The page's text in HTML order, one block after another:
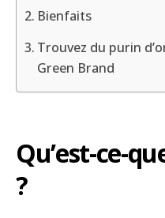
Bienfaits
Trouvez du purin
Green Brand
Qu’est-ce-
?